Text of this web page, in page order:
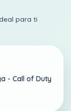
para ti
- Call of Duty